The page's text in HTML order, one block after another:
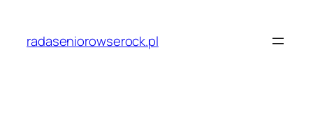
treściradaseniorowserock.pl